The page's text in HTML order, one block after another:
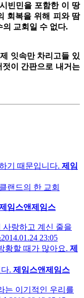
빈민을 포함한 이 땅
회복을 위해 피와 땀
의 교회일 수 없다.
잇속만 차리고들 있
이 간판으로 내거는
기 때문입니다. 제임
랜드의 한 교회
임스앤제임스
사랑하고 계신 줄을
2014.01.24 23:05
황할 때가 많아요. 제
. 제임스앤제임스
는 이기적인 우리를